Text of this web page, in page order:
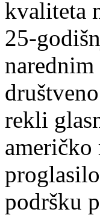
kvaliteta
25-
narednim
rekli
podršku